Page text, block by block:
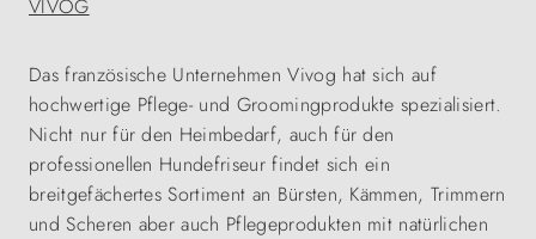
VIVOG
Das französische Unternehmen Vivog hat sich auf
hochwertige Pflege- und Groomingprodukte spezialisiert.
Nicht nur für den Heimbedarf, auch für den
professionellen Hundefriseur findet sich ein
breitgefächertes Sortiment an Bürsten, Kämmen, Trimmern
und Scheren aber auch Pflegeprodukten mit natürlichen